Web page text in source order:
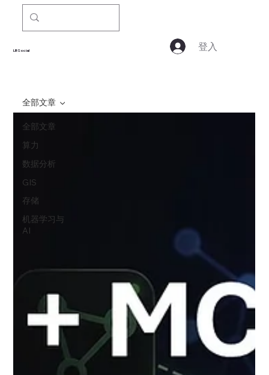
LBSocial 登入
全部文章
算力
数据分析
GIS
存储
机器学习与
AI
全部文章